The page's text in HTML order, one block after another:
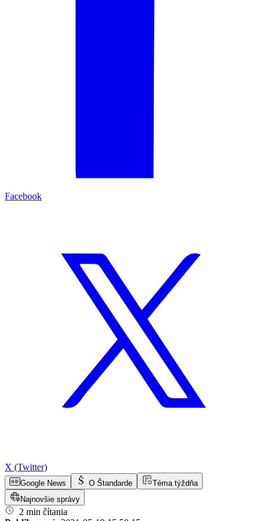
Facebook
X (Twitter)
Google News O Štandarde
Téma týždňa
Najnovšie správy
2 min čítania